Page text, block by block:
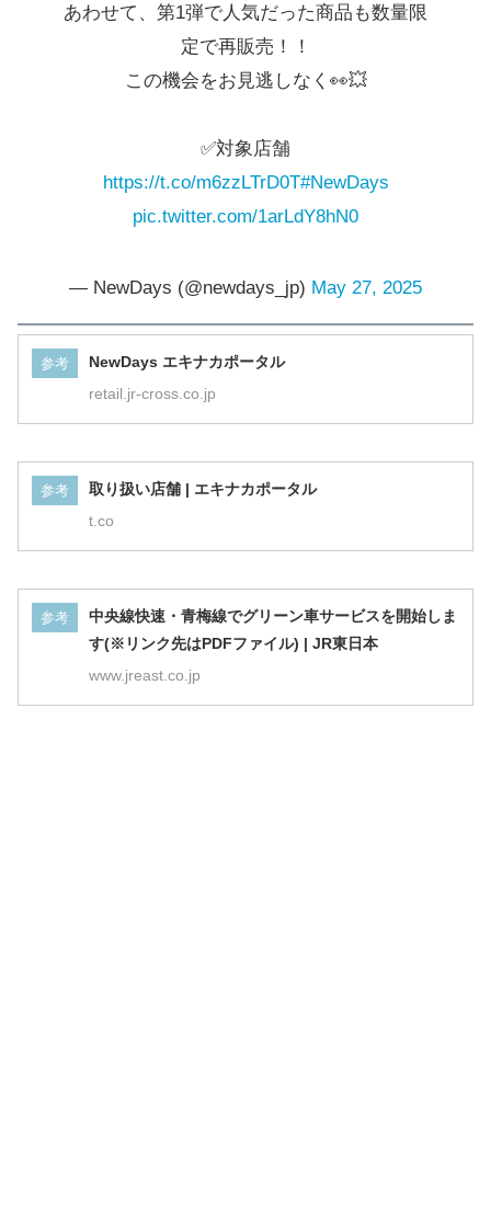
あわせて、第1弾で人気だった商品も数量限
定で再販売！！
この機会をお見逃しなく👀💥
✅対象店舗
https://t.co/m6zzLTrD0T#NewDays
pic.twitter.com/1arLdY8hN0
— NewDays (@newdays_jp) May 27, 2025
参考 NewDays エキナカポータル
retail.jr-cross.co.jp
参考 取り扱い店舗 | エキナカポータル
t.co
参考
中央線快速・青梅線でグリーン車サービスを開始しま
す(※リンク先はPDFファイル) | JR東日本
www.jreast.co.jp